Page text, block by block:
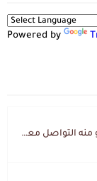
Powered by
لمن له معلومات حول حسان فرج المرجو منه التواصل معي لقد اختفى تماما و كانت لي به علاقة تواصل خاصة